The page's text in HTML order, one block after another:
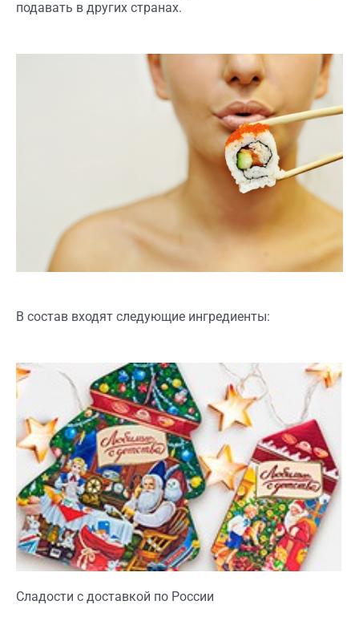
подавать в других странах.
В состав входят следующие ингредиенты:
Сладости с доставкой по России